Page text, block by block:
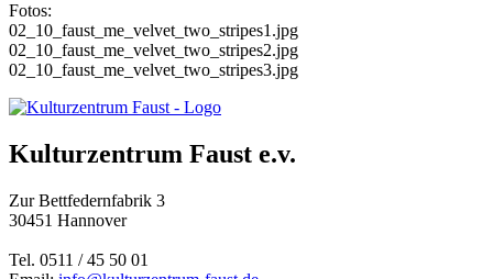
Fotos:
02_10_faust_me_velvet_two_stripes1.jpg
02_10_faust_me_velvet_two_stripes2.jpg
02_10_faust_me_velvet_two_stripes3.jpg
Kulturzentrum Faust e.v.
Zur Bettfedernfabrik 3
30451 Hannover
Tel. 0511 / 45 50 01